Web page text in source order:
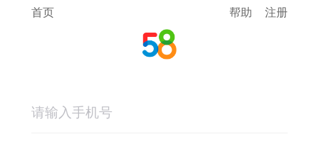
首页 帮助 注册